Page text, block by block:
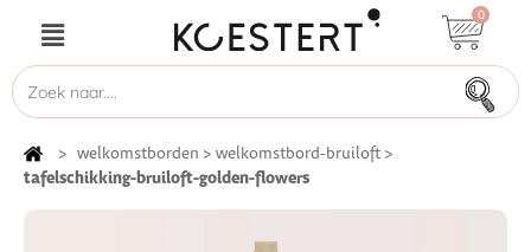
0
> welkomstborden > welkomstbord-bruiloft >
tafelschikking-bruiloft-golden-flowers